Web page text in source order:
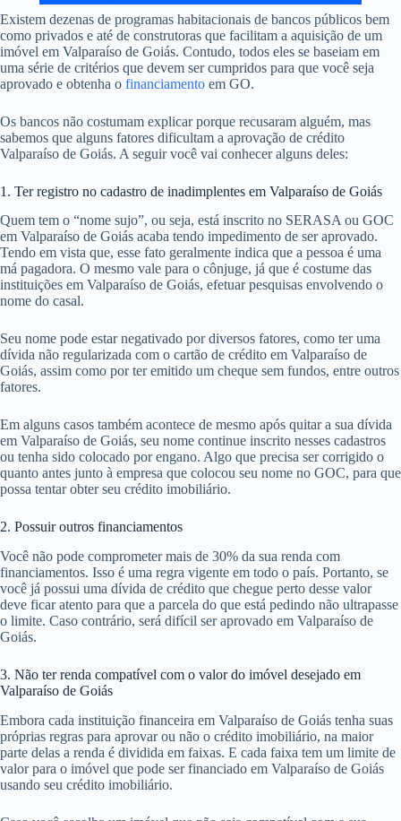
Existem dezenas de programas habitacionais de bancos públicos bem
como privados e até de construtoras que facilitam a aquisição de um
imóvel em Valparaíso de Goiás. Contudo, todos eles se baseiam em
uma série de critérios que devem ser cumpridos para que você seja
aprovado e obtenha o financiamento em GO.
Os bancos não costumam explicar porque recusaram alguém, mas
sabemos que alguns fatores dificultam a aprovação de crédito
Valparaíso de Goiás. A seguir você vai conhecer alguns deles:
1. Ter registro no cadastro de inadimplentes em Valparaíso de Goiás
Quem tem o “nome sujo”, ou seja, está inscrito no SERASA ou GOC
em Valparaíso de Goiás acaba tendo impedimento de ser aprovado.
Tendo em vista que, esse fato geralmente indica que a pessoa é uma
má pagadora. O mesmo vale para o cônjuge, já que é costume das
instituições em Valparaíso de Goiás, efetuar pesquisas envolvendo o
nome do casal.
Seu nome pode estar negativado por diversos fatores, como ter uma
dívida não regularizada com o cartão de crédito em Valparaíso de
Goiás, assim como por ter emitido um cheque sem fundos, entre outros
fatores.
Em alguns casos também acontece de mesmo após quitar a sua dívida
em Valparaíso de Goiás, seu nome continue inscrito nesses cadastros
ou tenha sido colocado por engano. Algo que precisa ser corrigido o
quanto antes junto à empresa que colocou seu nome no GOC, para que
possa tentar obter seu crédito imobiliário.
2. Possuir outros financiamentos
Você não pode comprometer mais de 30% da sua renda com
financiamentos. Isso é uma regra vigente em todo o país. Portanto, se
você já possui uma dívida de crédito que chegue perto desse valor
deve ficar atento para que a parcela do que está pedindo não ultrapasse
o limite. Caso contrário, será difícil ser aprovado em Valparaíso de
Goiás.
3. Não ter renda compatível com o valor do imóvel desejado em
Valparaíso de Goiás
Embora cada instituição financeira em Valparaíso de Goiás tenha suas
próprias regras para aprovar ou não o crédito imobiliário, na maior
parte delas a renda é dividida em faixas. E cada faixa tem um limite de
valor para o imóvel que pode ser financiado em Valparaíso de Goiás
usando seu crédito imobiliário.